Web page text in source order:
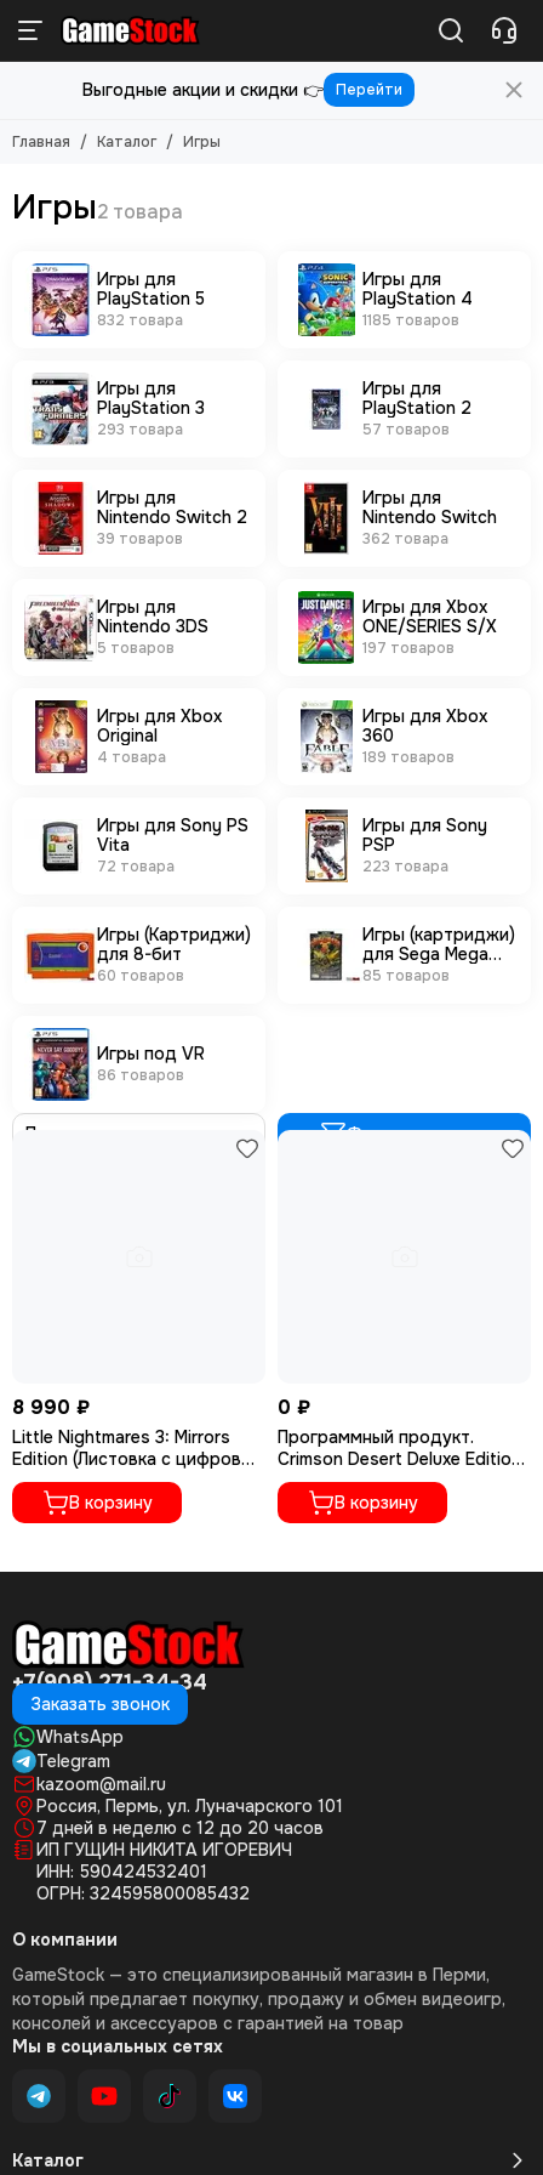
Игры
Смотреть все товары
Игры для PlayStation 5
Игры для PlayStation 2
Игры для Nintendo Switch
Игры для Nintendo 3DS
Игры для Xbox ONE/SERIES S/X
Игры для Xbox 360
Игры для Sony PS Vita
Игры для Sony PSP
Игры (Картриджи) для 8-бит
Игры (картриджи) для Sega Mega Drive 16-бит
Игры под VR
Выгодные акции и скидки 👉 Перейти
Главная Каталог Игры
Игры
Игры для
PlayStation 5
832 товара
Игры для
PlayStation 4
1185 товаров
Игры для
PlayStation 3
293 товара
Игры для
PlayStation 2
57 товаров
Игры для
Nintendo Switch 2
39 товаров
Игры для
Nintendo Switch
362 товара
Игры для
Nintendo 3DS
5 товаров
Игры для Xbox
ONE/SERIES S/X
197 товаров
Игры для Xbox
Original
4 товара
Игры для Xbox
360
189 товаров
Игры для Sony PS
Vita
72 товара
Игры для Sony
PSP
223 товара
Игры (Картриджи)
для 8-бит
60 товаров
Игры (картриджи)
для Sega Mega
Drive 16-бит
85 товаров
Игры под VR
86 товаров
Фильтр товаров
8 990 ₽
Little Nightmares 3: Mirrors
Edition (Листовка с цифровым
кодом) (PC/ПК) (Новый,
Русские субтитры)
В корзину
0 ₽
Программный продукт.
Crimson Desert Deluxe Edition
- Картонный box
В корзину
+7(908) 271-34-34
Заказать звонок
WhatsApp
Telegram
kazoom@mail.ru
Россия, Пермь, ул. Луначарского 101
7 дней в неделю с 12 до 20 часов
ИП ГУЩИН НИКИТА ИГОРЕВИЧ
ИНН: 590424532401
ОГРН: 324595800085432
Каталог
О компании
GameStock — это специализированный магазин в Перми,
который предлагает покупку, продажу и обмен видеоигр,
консолей и аксессуаров с гарантией на товар
Мы в социальных сетях